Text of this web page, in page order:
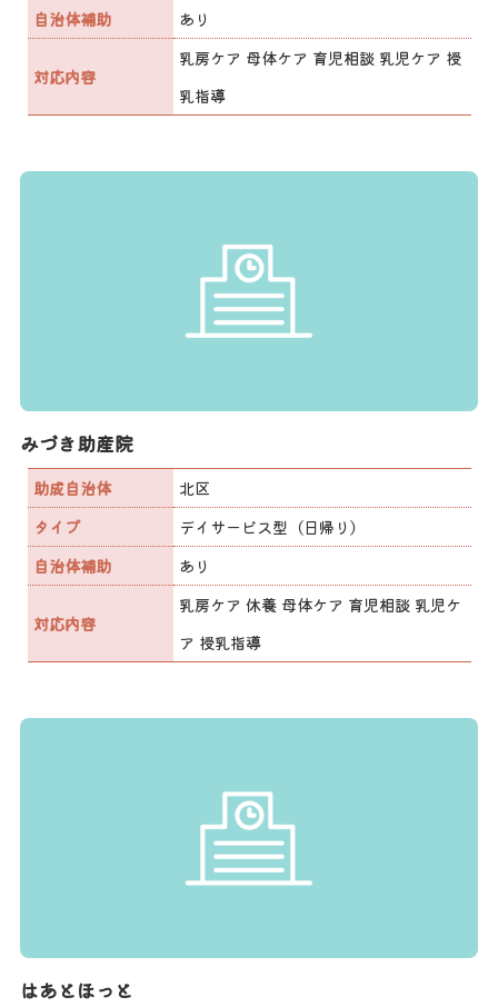
自治体補助 あり
対応内容
乳房ケア 母体ケア 育児相談 乳児ケア 授
乳指導
みづき助産院
助成自治体
北区
タイプ
デイサービス型（日帰り）
自治体補助
あり
対応内容
乳房ケア 休養 母体ケア 育児相談 乳児ケ
ア 授乳指導
はあとほっと